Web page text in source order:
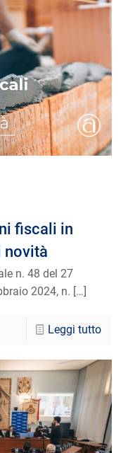
fiscali in
novità
n. 48 del 27
2024, n. […]
Leggi tutto